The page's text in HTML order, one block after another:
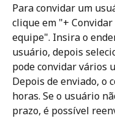
Para convidar um
clique em "+
equipe". Insira o
usuário, depois
pode convidar vários
Depois de enviado, o
horas. Se o usuário
prazo, é possível